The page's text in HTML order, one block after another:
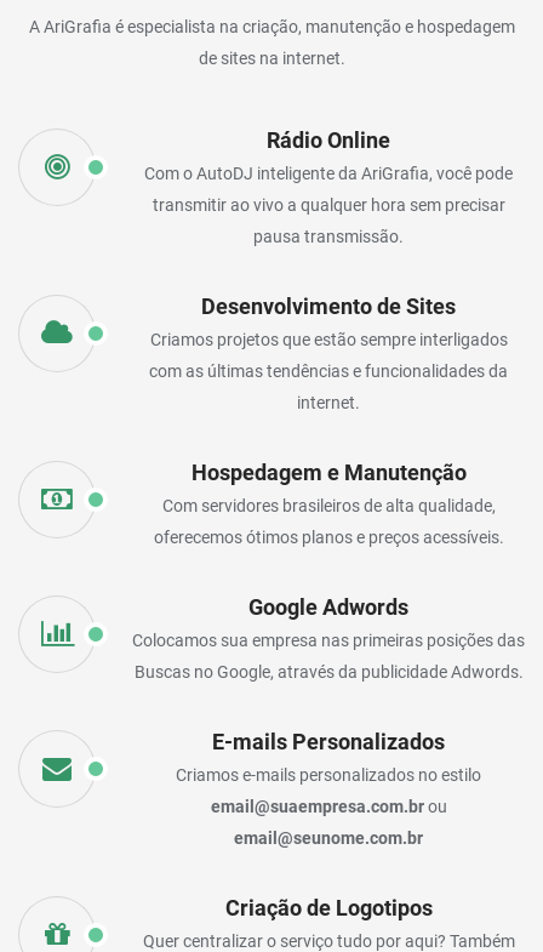
A AriGrafia é especialista na criação, manutenção e hospedagem
de sites na internet.
Rádio Online
Com o AutoDJ inteligente da AriGrafia, você pode
transmitir ao vivo a qualquer hora sem precisar
pausa transmissão.
Desenvolvimento de Sites
Criamos projetos que estão sempre interligados
com as últimas tendências e funcionalidades da
internet.
Hospedagem e Manutenção
Com servidores brasileiros de alta qualidade,
oferecemos ótimos planos e preços acessíveis.
Google Adwords
Colocamos sua empresa nas primeiras posições das
Buscas no Google, através da publicidade Adwords.
E-mails Personalizados
Criamos e-mails personalizados no estilo
email@suaempresa.com.brou
email@seunome.com.br
Criação de Logotipos
Quer centralizar o serviço tudo por aqui? Também